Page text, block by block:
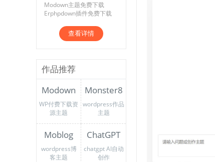
Modown主题免费下载
Erphpdown插件免费下载
查看详情
作品推荐
Modown
WP付费下载资
源主题
Monster8
wordpress作品
主题
Moblog
wordpress博
客主题
ChatGPT
chatgpt AI自动
创作